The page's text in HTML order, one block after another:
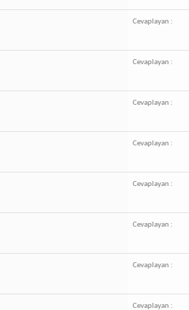
Cevaplayan :
Cevaplayan :
Cevaplayan :
Cevaplayan :
Cevaplayan :
Cevaplayan :
Cevaplayan :
Cevaplayan :